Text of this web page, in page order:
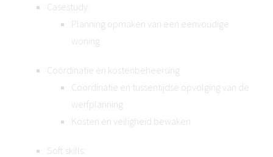
Casestudy:
Planning opmaken van een eenvoudige
woning
Coördinatie en kostenbeheersing
Coördinatie en tussentijdse opvolging van de
werfplanning
Kosten en veiligheid bewaken
Soft skills: